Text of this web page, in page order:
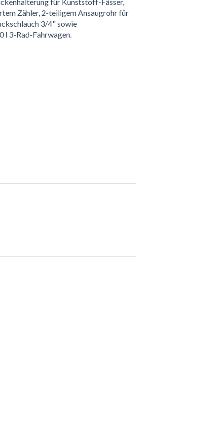
für Kunststoff-Fässer,
Zähler, 2-teiligem Ansaugrohr für
3/4" sowie
l 3-Rad-Fahrwagen.